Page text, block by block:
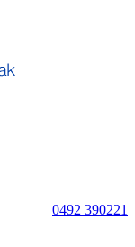
0492 390221